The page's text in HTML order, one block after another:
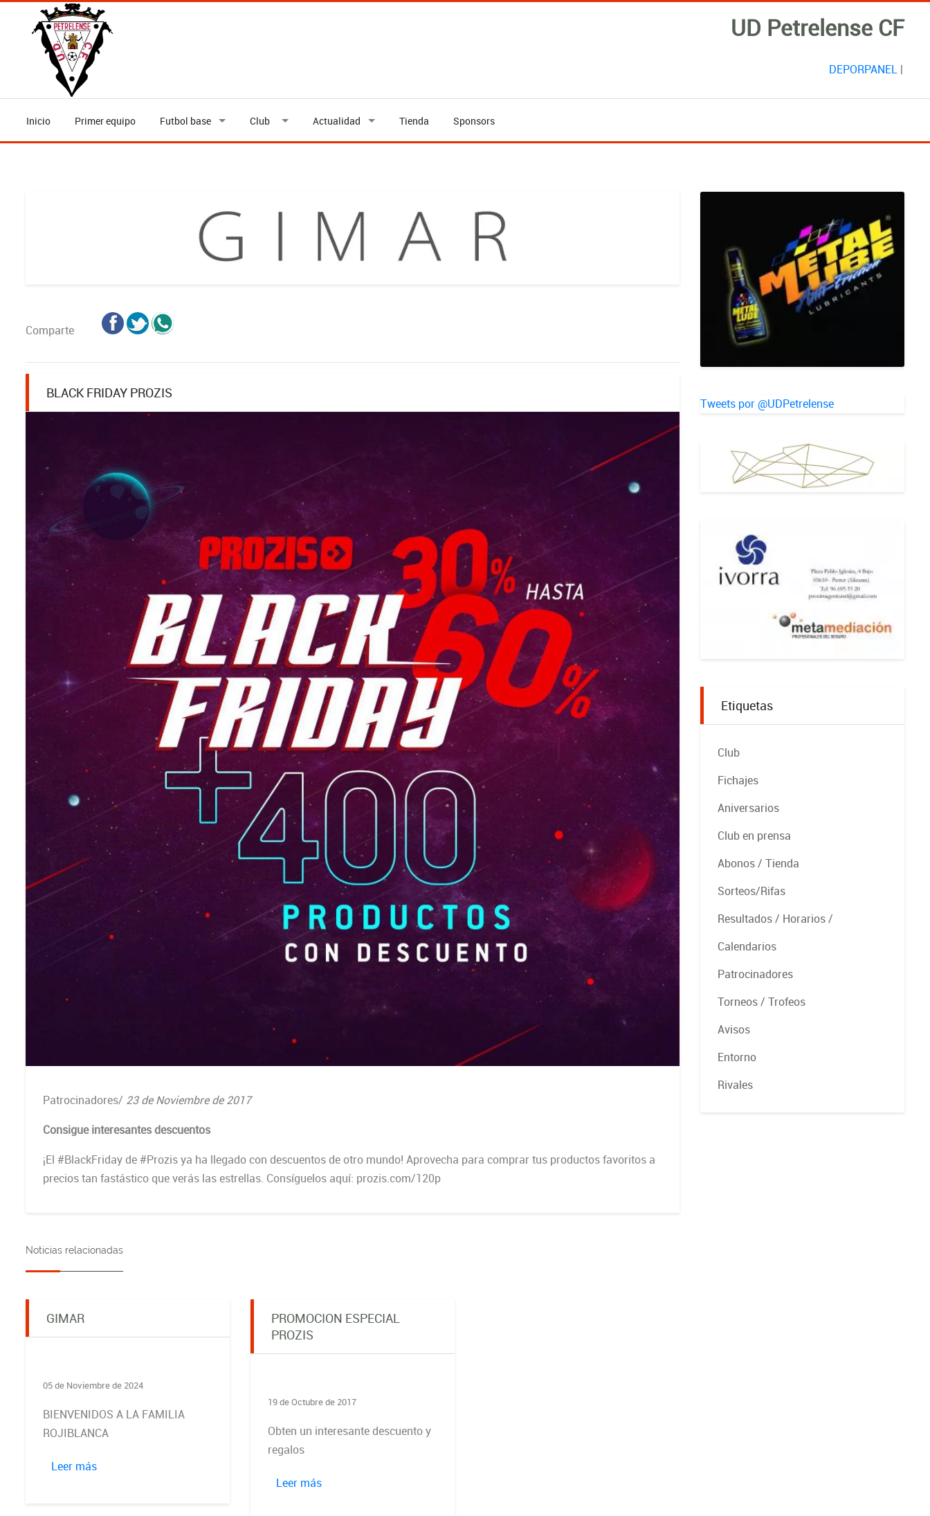
UD Petrelense CF
DEPORPANEL|
Inicio Primer equipo Futbol base Club Actualidad Tienda Sponsors
Comparte
BLACK FRIDAY PROZIS
Patrocinadores/ 23 de Noviembre de 2017
Consigue interesantes descuentos
¡El #BlackFriday de #Prozis ya ha llegado con descuentos de otro mundo! Aprovecha para comprar tus productos favoritos a
precios tan fastástico que verás las estrellas. Consíguelos aquí: prozis.com/120p
Noticias relacionadas
GIMAR
05 de Noviembre de 2024
BIENVENIDOS A LA FAMILIA
ROJIBLANCA
Leer más
PROMOCION ESPECIAL
PROZIS
19 de Octubre de 2017
Obten un interesante descuento y
regalos
Leer más
Tweets por @UDPetrelense
Etiquetas
Club
Fichajes
Aniversarios
Club en prensa
Abonos / Tienda
Sorteos/Rifas
Resultados / Horarios /
Calendarios
Patrocinadores
Torneos / Trofeos
Avisos
Entorno
Rivales